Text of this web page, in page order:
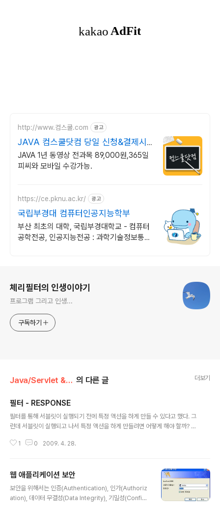
http://www.컴스쿨.com 광고
JAVA 컴스쿨닷컴 당일 신청&결제시
기프티콘!
JAVA 1년 동영상 전과목 89,000원,365일
피씨와 모바일 수강가능.
https://ce.pknu.ac.kr/ 광고
국립부경대 컴퓨터인공지능학부
부산 최초의 대학, 국립부경대학교 - 컴퓨터
공학전공, 인공지능전공 : 과학기술정보통신
체리필터의 인생이야기
프로그램 그리고 인생...
구독하기
Java/Servlet & JSP 의 다른 글 더보기
필터 - RESPONSE
필터를 통해 서블릿이 실행되기 전에 특정 액션을 하게 만들 수 있다고 했다. 그
런데 서블릿이 실행되고 나서 특정 액션을 하게 만들려면 어떻게 해야 할까? 간
uest, response) 를 마치고 나서 작업하면 될 것 같다. 하지만, 서블릿에 넘겨
길 때 새로운 응답 객체(HttpServletResponse를 구현한 객체)를 만들어 넘
기는 방법을 써야 한다. 하지만, HttpServletResponse는 간단한 클래스가
아니므로, 썬에서 구현해 둔..
1 0 2009. 4. 28.
웹 애플리케이션 보안
보안을 위해서는 인증(Authentication), 인가(Authoriz
ation), 데이터 무결성(Data Integrity), 기밀성(Confid